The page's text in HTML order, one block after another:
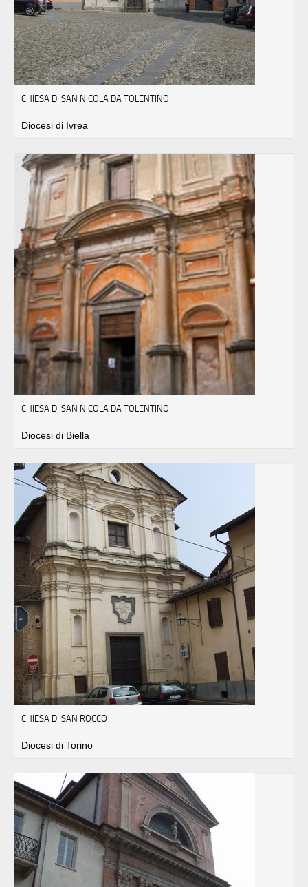
CHIESA DI SAN NICOLA DA TOLENTINO
Diocesi di Ivrea
CHIESA DI SAN NICOLA DA TOLENTINO
Diocesi di Biella
CHIESA DI SAN ROCCO
Diocesi di Torino